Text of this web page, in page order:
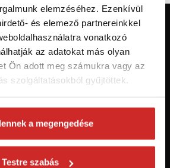
elemzéséhez. Ezenkívül
és elemező partnereinkkel
vonatkozó
az adatokat más olyan
Ön adott meg számukra vagy az
szolgáltatásokból gyűjtöttek.
a megengedése
Testre szabás
n? Regisztráljon és
az aktuális
akciókról.